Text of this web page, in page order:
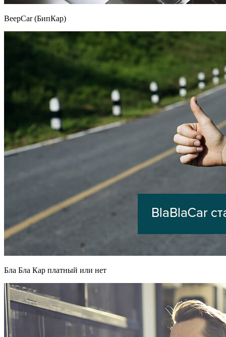
BeepCar (БипКар)
Бла Бла Кар платный или нет